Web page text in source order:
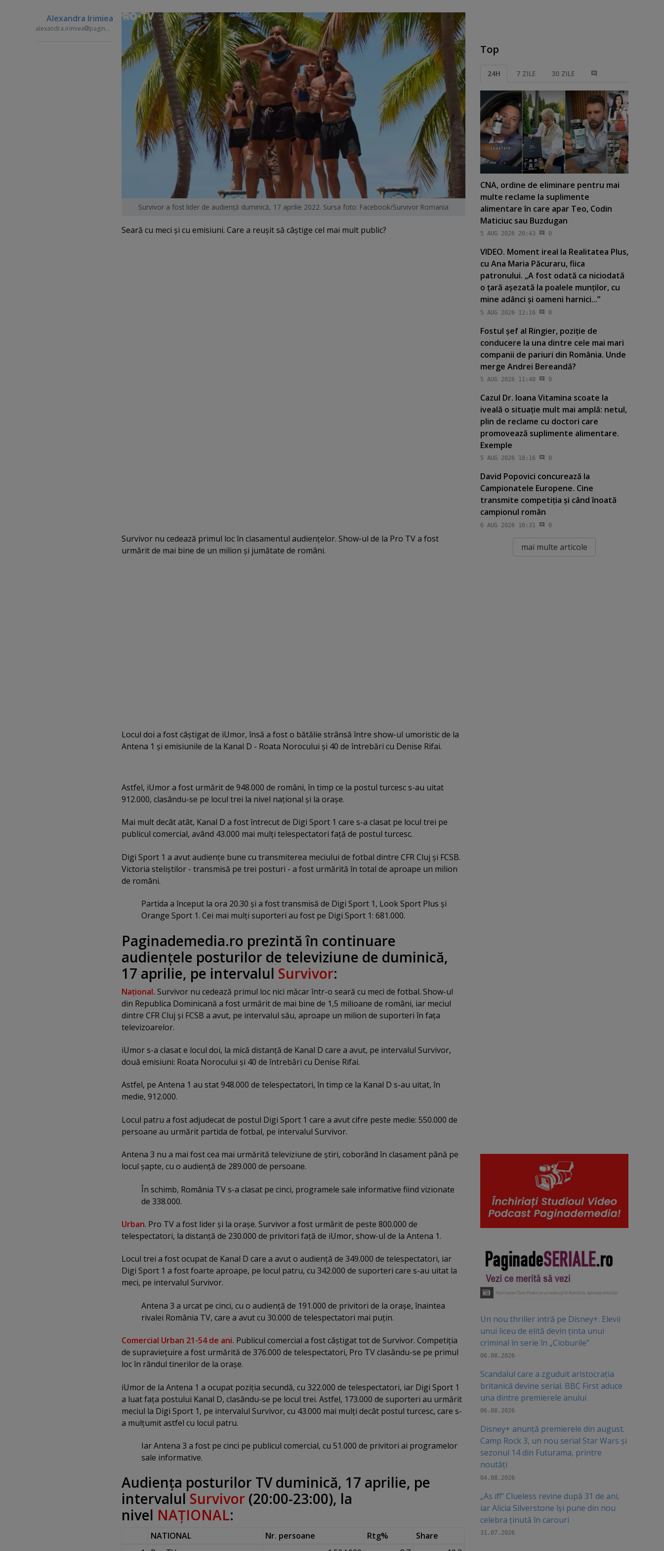
Alexandra Irimiea
alexandra.irimiea paginademedia.ro
Survivor a fost lider de audienţă duminică, 17 aprilie 2022. Sursa foto: Facebook/Survivor Romania
Seară cu meci şi cu emisiuni. Care a reuşit să câştige cel mai mult public?
Survivor nu cedează primul loc în clasamentul audienţelor. Show-ul de la Pro TV a fost
urmărit de mai bine de un milion şi jumătate de români.
Locul doi a fost câştigat de iUmor, însă a fost o bătălie strânsă între show-ul umoristic de la
Antena 1 şi emisiunile de la Kanal D - Roata Norocului şi 40 de întrebări cu Denise Rifai.
Astfel, iUmor a fost urmărit de 948.000 de români, în timp ce la postul turcesc s-au uitat
912.000, clasându-se pe locul trei la nivel naţional şi la oraşe.
Mai mult decât atât, Kanal D a fost întrecut de Digi Sport 1 care s-a clasat pe locul trei pe
publicul comercial, având 43.000 mai mulţi telespectatori faţă de postul turcesc.
Digi Sport 1 a avut audienţe bune cu transmiterea meciului de fotbal dintre CFR Cluj şi FCSB.
Victoria steliştilor - transmisă pe trei posturi - a fost urmărită în total de aproape un milion
de români.
Partida a început la ora 20.30 şi a fost transmisă de Digi Sport 1, Look Sport Plus şi
Orange Sport 1. Cei mai mulţi suporteri au fost pe Digi Sport 1: 681.000.
Paginademedia.ro prezintă în continuare
audienţele posturilor de televiziune de duminică,
17 aprilie, pe intervalul Survivor:
Naţional. Survivor nu cedează primul loc nici măcar într-o seară cu meci de fotbal. Show-ul
din Republica Dominicană a fost urmărit de mai bine de 1,5 milioane de români, iar meciul
dintre CFR Cluj şi FCSB a avut, pe intervalul său, aproape un milion de suporteri în faţa
televizoarelor.
iUmor s-a clasat e locul doi, la mică distanţă de Kanal D care a avut, pe intervalul Survivor,
două emisiuni: Roata Norocului şi 40 de întrebări cu Denise Rifai.
Astfel, pe Antena 1 au stat 948.000 de telespectatori, în timp ce la Kanal D s-au uitat, în
medie, 912.000.
Locul patru a fost adjudecat de postul Digi Sport 1 care a avut cifre peste medie: 550.000 de
persoane au urmărit partida de fotbal, pe intervalul Survivor.
Antena 3 nu a mai fost cea mai urmărită televiziune de ştiri, coborând în clasament până pe
locul şapte, cu o audienţă de 289.000 de persoane.
În schimb, România TV s-a clasat pe cinci, programele sale informative fiind vizionate
de 338.000.
Urban. Pro TV a fost lider şi la oraşe. Survivor a fost urmărit de peste 800.000 de
telespectatori, la distanţă de 230.000 de privitori faţă de iUmor, show-ul de la Antena 1.
Locul trei a fost ocupat de Kanal D care a avut o audienţă de 349.000 de telespectatori, iar
Digi Sport 1 a fost foarte aproape, pe locul patru, cu 342.000 de suporteri care s-au uitat la
meci, pe intervalul Survivor.
Antena 3 a urcat pe cinci, cu o audienţă de 191.000 de privitori de la oraşe, înaintea
rivalei România TV, care a avut cu 30.000 de telespectatori mai puţin.
Comercial Urban 21-54 de ani. Publicul comercial a fost câştigat tot de Survivor. Competiţia
de supravieţuire a fost urmărită de 376.000 de telespectatori, Pro TV clasându-se pe primul
loc în rândul tinerilor de la oraşe.
iUmor de la Antena 1 a ocupat poziţia secundă, cu 322.000 de telespectatori, iar Digi Sport 1
a luat faţa postului Kanal D, clasându-se pe locul trei. Astfel, 173.000 de suporteri au urmărit
meciul la Digi Sport 1, pe intervalul Survivor, cu 43.000 mai mulţi decât postul turcesc, care s-
a mulţumit astfel cu locul patru.
Iar Antena 3 a fost pe cinci pe publicul comercial, cu 51.000 de privitori ai programelor
sale informative.
Audienţa posturilor TV duminică, 17 aprilie, pe
intervalul Survivor (20:00-23:00), la
nivel NAŢIONAL:
NATIONAL Nr. persoane Rtg%
Share
Top
24H 7 ZILE 30 ZILE
CNA, ordine de eliminare pentru mai
multe reclame la suplimente
alimentare în care apar Teo, Codin
Maticiuc sau Buzdugan
5 AUG 2026 20:43 0
VIDEO. Moment ireal la Realitatea Plus,
cu Ana Maria Păcuraru, fiica
patronului. „A fost odată ca niciodată
o ţară aşezată la poalele munţilor, cu
mine adânci şi oameni harnici...”
5 AUG 2026 12:16 0
Fostul şef al Ringier, poziţie de
conducere la una dintre cele mai mari
companii de pariuri din România. Unde
merge Andrei Bereandă?
5 AUG 2026 11:40 0
Cazul Dr. Ioana Vitamina scoate la
iveală o situaţie mult mai amplă: netul,
plin de reclame cu doctori care
promovează suplimente alimentare.
Exemple
5 AUG 2026 18:16 0
David Popovici concurează la
Campionatele Europene. Cine
transmite competiţia şi când înoată
campionul român
6 AUG 2026 16:31 0
mai multe articole
Un nou thriller intră pe Disney+. Elevii
unui liceu de elită devin ținta unui
criminal în serie în „Cioburile”
06.08.2026
Scandalul care a zguduit aristocrația
britanică devine serial. BBC First aduce
una dintre premierele anului
06.08.2026
Disney+ anunță premierele din august.
Camp Rock 3, un nou serial Star Wars și
sezonul 14 din Futurama, printre
noutăți
04.08.2026
„As if!” Clueless revine după 31 de ani,
iar Alicia Silverstone își pune din nou
celebra ținută în carouri
31.07.2026